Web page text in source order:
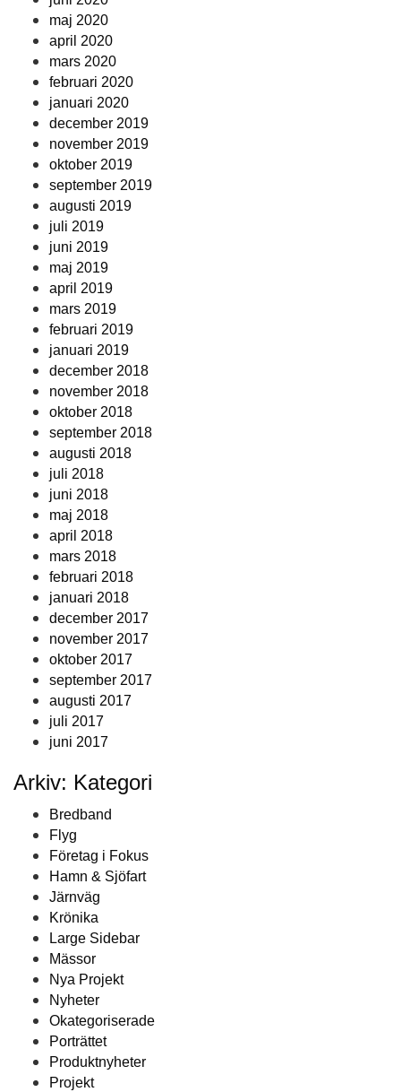
maj 2020
april 2020
mars 2020
februari 2020
januari 2020
december 2019
november 2019
oktober 2019
september 2019
augusti 2019
juli 2019
juni 2019
maj 2019
april 2019
mars 2019
februari 2019
januari 2019
december 2018
november 2018
oktober 2018
september 2018
augusti 2018
juli 2018
juni 2018
maj 2018
april 2018
mars 2018
februari 2018
januari 2018
december 2017
november 2017
oktober 2017
september 2017
augusti 2017
juli 2017
juni 2017
Arkiv: Kategori
Bredband
Flyg
Företag i Fokus
Hamn & Sjöfart
Järnväg
Krönika
Large Sidebar
Mässor
Nya Projekt
Nyheter
Okategoriserade
Porträttet
Produktnyheter
Projekt